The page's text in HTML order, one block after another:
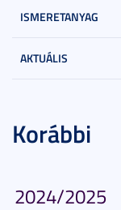
ISMERETANYAG
AKTUÁLIS
Korábbi
2024/2025